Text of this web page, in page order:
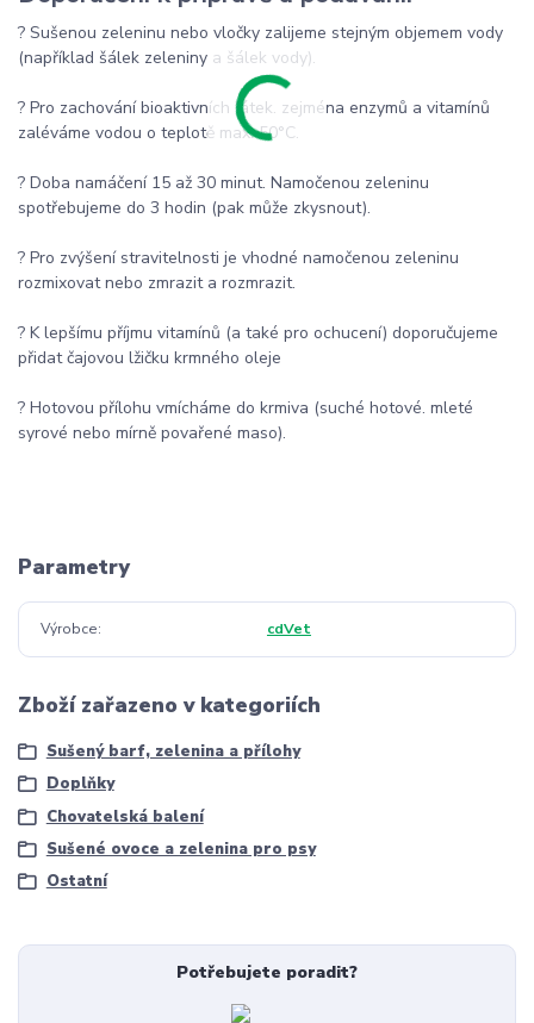
? Sušenou zeleninu nebo vločky zalijeme stejným objemem vody
(například šálek zeleniny a šálek vody).
? Pro zachování bioaktivních látek. zejména enzymů a vitamínů
zaléváme vodou o teplotě max. 50°C.
? Doba namáčení 15 až 30 minut. Namočenou zeleninu
spotřebujeme do 3 hodin (pak může zkysnout).
? Pro zvýšení stravitelnosti je vhodné namočenou zeleninu
rozmixovat nebo zmrazit a rozmrazit.
? K lepšímu příjmu vitamínů (a také pro ochucení) doporučujeme
přidat čajovou lžičku krmného oleje
? Hotovou přílohu vmícháme do krmiva (suché hotové. mleté
syrové nebo mírně povařené maso).
Parametry
Výrobce cdVet
Zboží zařazeno v kategoriích
Sušený barf, zelenina a přílohy
Doplňky
Chovatelská balení
Sušené ovoce a zelenina pro psy
Ostatní
Potřebujete poradit?